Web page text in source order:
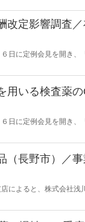
改定影響調査
日に定例会見を開き、
では、在宅薬学総合体
用いる検査薬
日に定例会見を開き、
したことを説明した。
（長野市）／
によると、株式会社浅